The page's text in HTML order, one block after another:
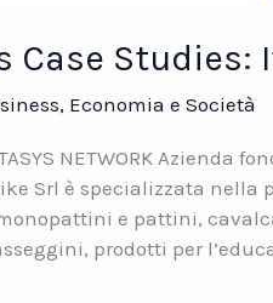
Case
, Economia e Società
NETWORK
Srl è specializzata
e pattini,
prodotti per